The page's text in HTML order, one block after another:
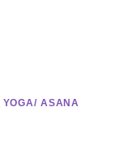
YOGA/ ASANA